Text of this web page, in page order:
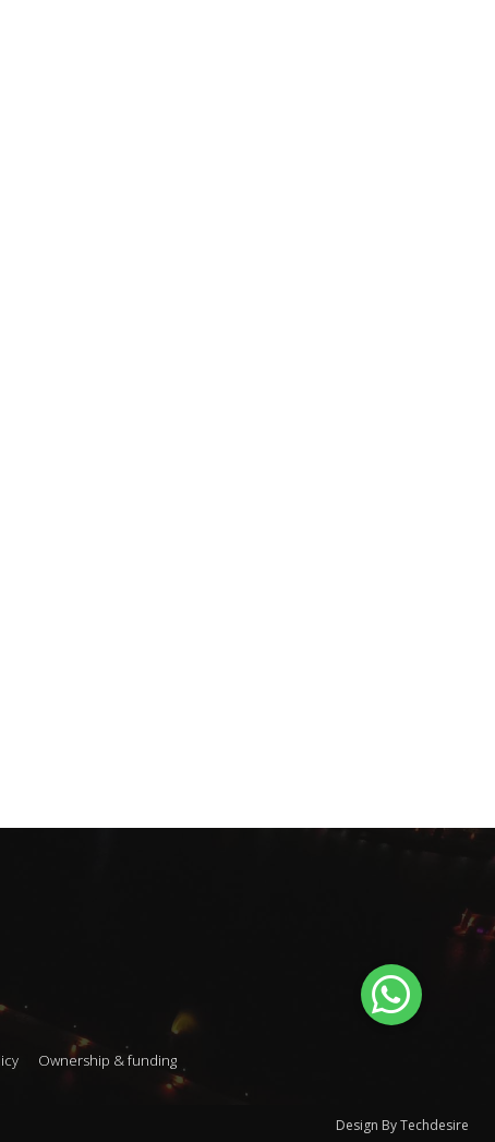
Ownership & funding
Design By Techdesire